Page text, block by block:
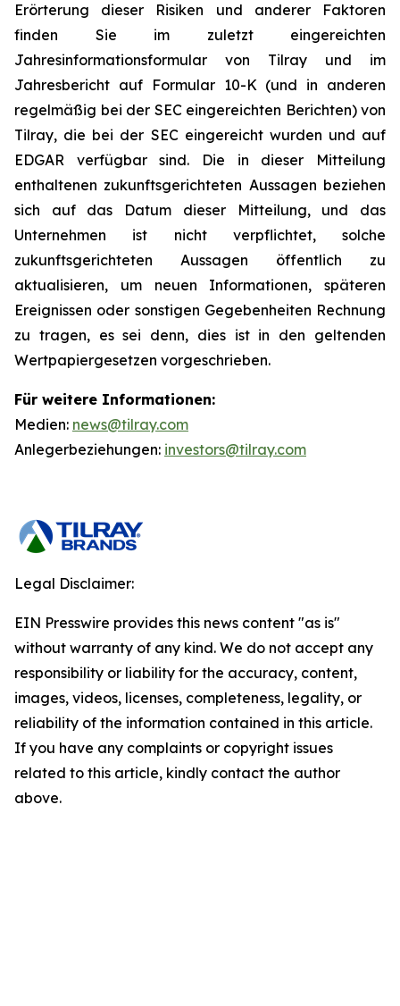
Erörterung dieser Risiken und anderer Faktoren
finden Sie im zuletzt eingereichten
Jahresinformationsformular von Tilray und im
Jahresbericht auf Formular 10-K (und in anderen
regelmäßig bei der SEC eingereichten Berichten) von
Tilray, die bei der SEC eingereicht wurden und auf
EDGAR verfügbar sind. Die in dieser Mitteilung
enthaltenen zukunftsgerichteten Aussagen beziehen
sich auf das Datum dieser Mitteilung, und das
Unternehmen ist nicht verpflichtet, solche
zukunftsgerichteten Aussagen öffentlich zu
aktualisieren, um neuen Informationen, späteren
Ereignissen oder sonstigen Gegebenheiten Rechnung
zu tragen, es sei denn, dies ist in den geltenden
Wertpapiergesetzen vorgeschrieben.
Für weitere Informationen:
Medien: news@tilray.com
Anlegerbeziehungen: investors@tilray.com
Legal Disclaimer:
EIN Presswire provides this news content "as is"
without warranty of any kind. We do not accept any
responsibility or liability for the accuracy, content,
images, videos, licenses, completeness, legality, or
reliability of the information contained in this article.
If you have any complaints or copyright issues
related to this article, kindly contact the author
above.